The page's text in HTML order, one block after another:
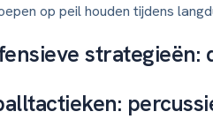
op peil houden tijdens
strategieën: